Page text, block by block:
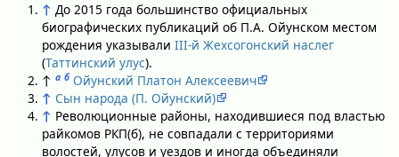
↑ До 2015 года большинство официальных
биографических публикаций об П.А. Ойунском местом
рождения указывали III-й Жехсогонский наслег
(Таттинский улус).
↑ а б Ойунский Платон Алексеевич
↑ Сын народа (П. Ойунский)
↑ Революционные районы, находившиеся под властью
райкомов РКП(б), не совпадали с территориями
волостей, улусов и уездов и иногда объединяли